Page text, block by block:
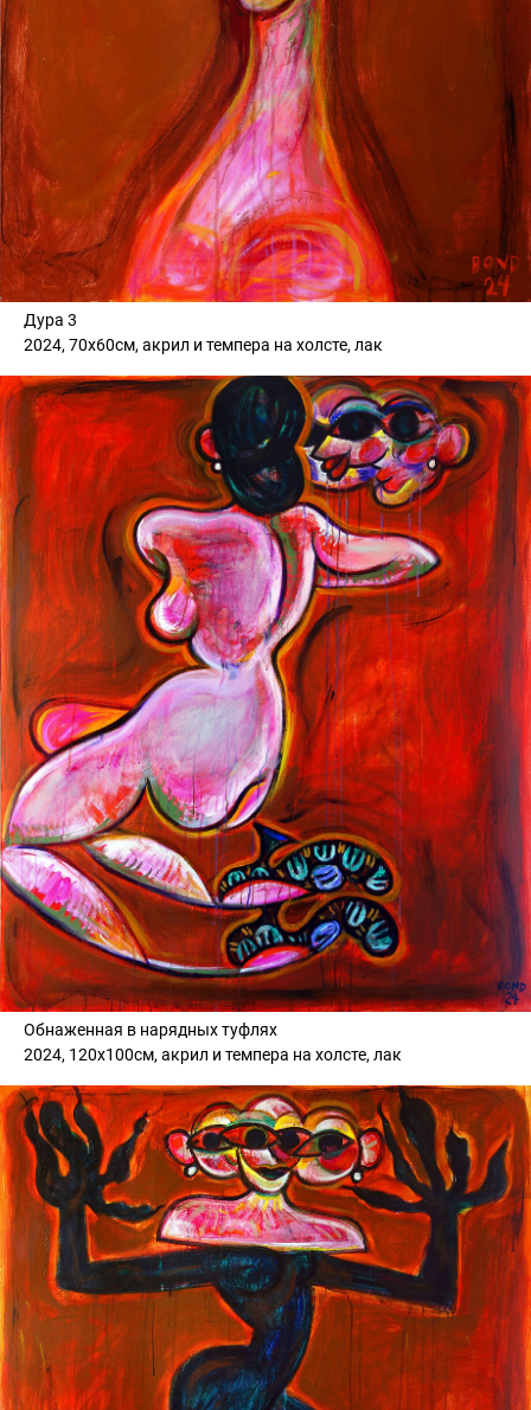
Дура 3
2024, 70х60см, акрил и темпера на холсте, лак
Обнаженная в нарядных туфлях
2024, 120х100см, акрил и темпера на холсте, лак